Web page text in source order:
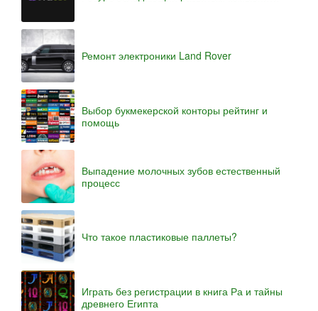
Ремонт электроники Land Rover
Выбор букмекерской конторы рейтинг и
помощь
Выпадение молочных зубов естественный
процесс
Что такое пластиковые паллеты?
Играть без регистрации в книга Ра и тайны
древнего Египта